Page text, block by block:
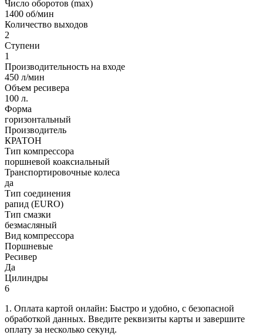
Число оборотов (max)
1400 об/мин
Количество выходов
2
Ступени
1
Производительность на входе
450 л/мин
Объем ресивера
100 л.
Форма
горизонтальный
Производитель
КРАТОН
Тип компрессора
поршневой коаксиальный
Транспортировочные колеса
да
Тип соединения
рапид (EURO)
Тип смазки
безмасляный
Вид компрессора
Поршневые
Ресивер
Да
Цилиндры
6
1. Оплата картой онлайн: Быстро и удобно, с безопасной
обработкой данных. Введите реквизиты карты и завершите
оплату за несколько секунд.